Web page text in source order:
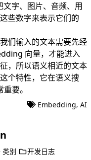
字、图片、音频、用
些数字来表示它们的
们输入的文本需要先经
向量，才能进入
，所以语义相近的文本
个特性，它在语义搜
要。
Embedding, AI
类别 开发日志